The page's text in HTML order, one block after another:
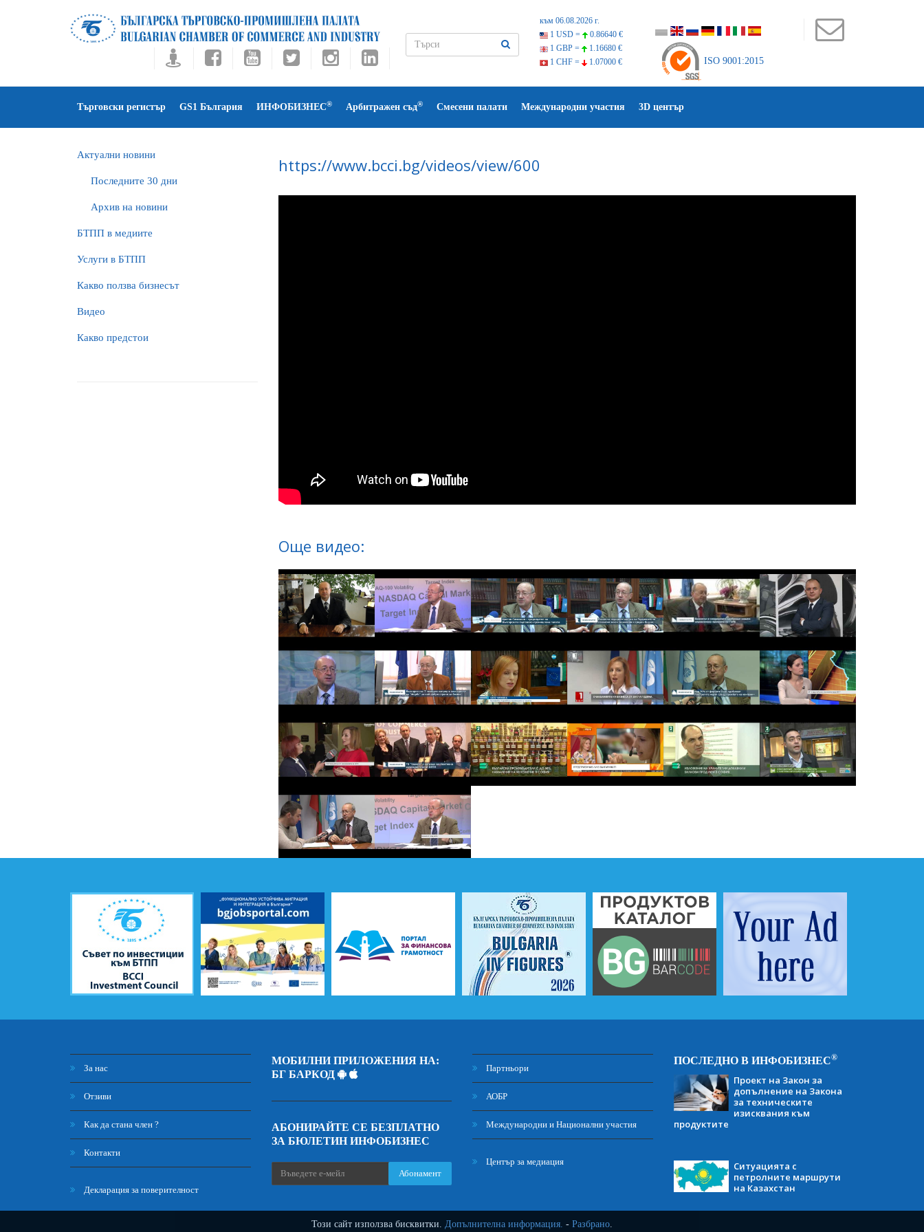
Този сайт използва бисквитки. Допълнителна информация. - Разбрано.
към 06.08.2026 г.
1 USD =
0.86640 €
1 GBP =
1.16680 €
1 CHF =
1.07000 € ISO 9001:2015
Търговски регистър GS1 България ИНФОБИЗНЕС® Арбитражен съд® Смесени палати Международни участия 3D център
Актуални новини
Последните 30 дни
Архив на новини
БTПП в медиите
Услуги в БТПП
Какво ползва бизнесът
Видео
Какво предстои
https://www.bcci.bg/videos/view/600
Още видео:
За нас
Отзиви
Как да стана член ?
Контакти
Декларация за поверителност
МОБИЛНИ ПРИЛОЖЕНИЯ НА:
БГ БАРКОД
АБОНИРАЙТЕ СЕ БЕЗПЛАТНО
ЗА БЮЛЕТИН ИНФОБИЗНЕС
Абонамент
Партньори
АОБР
Международни и Национални участия
Център за медиация
ПОСЛЕДНО В ИНФОБИЗНЕС®
Проект на Закон за
допълнение на Закона
за техническите
изисквания към
продуктите
Ситуацията с
петролните маршрути
на Казахстан